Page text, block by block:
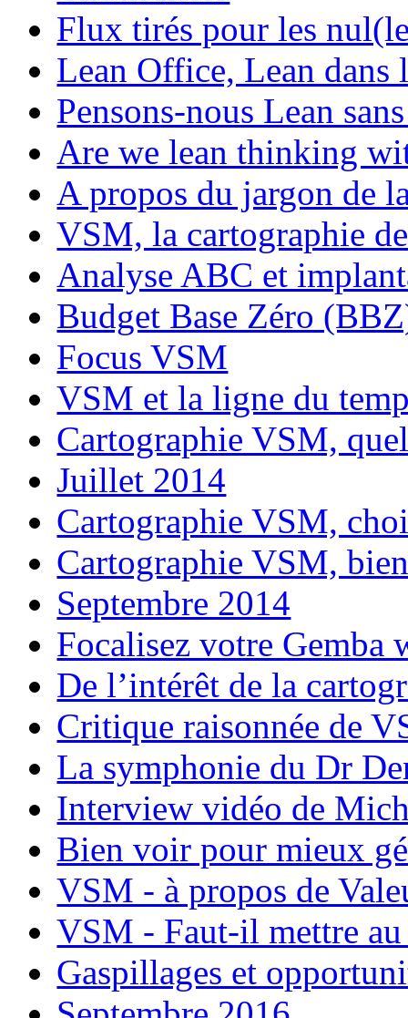
Flux tirés pour les
Lean Office, Lean dans
Pensons-nous Lean
Are we lean thinking
A propos du jargon de
VSM, la cartographie
Analyse ABC et
Budget Base Zéro
Focus VSM
VSM et la ligne du
Cartographie VSM,
Juillet 2014
Cartographie VSM,
Cartographie VSM,
Septembre 2014
Focalisez votre Gemba
De l’intérêt de la
Critique raisonnée de
La symphonie du Dr
Interview vidéo de
Bien voir pour mieux
VSM - à propos de
VSM - Faut-il mettre
Gaspillages et